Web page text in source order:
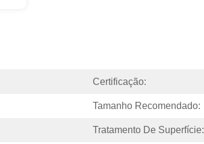
Certificação:
Tamanho Recomendado:
Tratamento De Superfície: